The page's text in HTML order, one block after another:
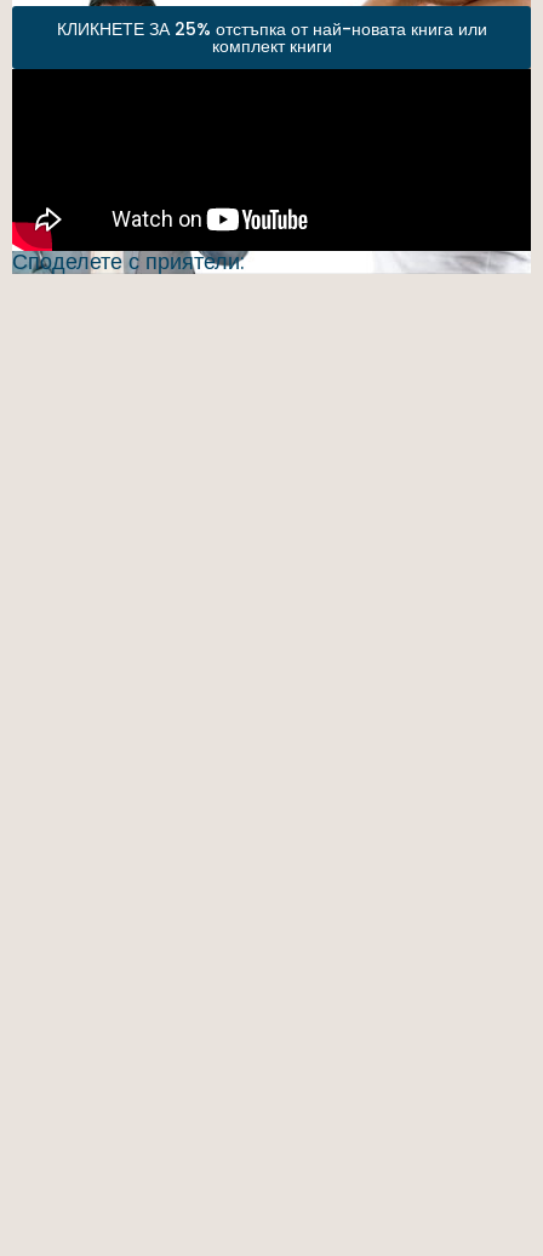
КЛИКНЕТЕ ЗА 25% отстъпка от най-новата книга или
комплект книги
Споделете с приятели: